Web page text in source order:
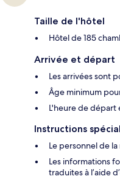
Taille de l'hôtel
Hôtel de 185
Arrivée et départ
Les arrivées sont
Âge minimum
L'heure de départ
Instructions
Le personnel de
Les informations
traduites à l’aide